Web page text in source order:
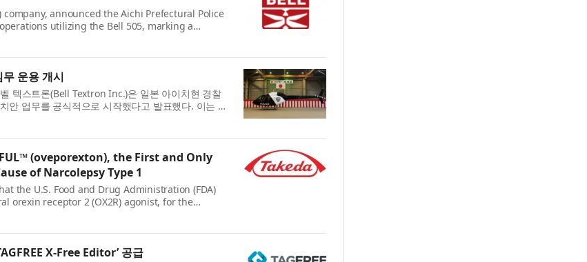
company, announced the Aichi Prefectural Police
utilizing the Bell 505, marking a
region. A ceremon...
운용 개시
텍스트론(Bell Textron Inc.)은 일본 아이치현 경찰
안 업무를 공식적으로 시작했다고 발표했다. 이는 아
. 일본 나고...
(oveporexton), the First and Only
of Narcolepsy Type 1
the U.S. Food and Drug Administration (FDA)
orexin receptor 2 (OX2R) agonist, for the
with cataplexy) in adults.* ...
X-Free Editor’ 공급